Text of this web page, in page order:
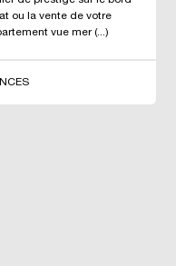
ou la vente de votre
vue mer (...)